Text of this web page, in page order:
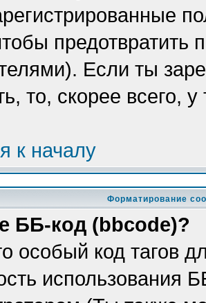
предотвратить
Если ты
то, скорее всего,
к началу
Форматирование
ББ-код (bbcode)?
особый код тагов
использования